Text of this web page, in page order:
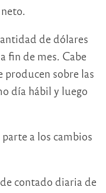
de dólares
fin de mes. Cabe
producen sobre las
día hábil y luego
a los cambios
contado diaria de